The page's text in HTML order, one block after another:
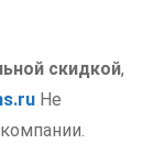
скидкой,
Не